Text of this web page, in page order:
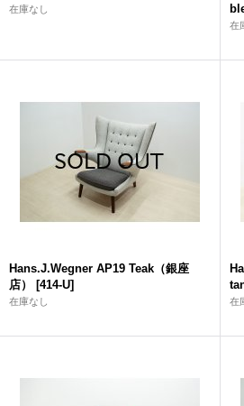
在庫なし
在
Hans.J.Wegner AP19 Teak（銀座
店）
[414-U]
在庫なし 在